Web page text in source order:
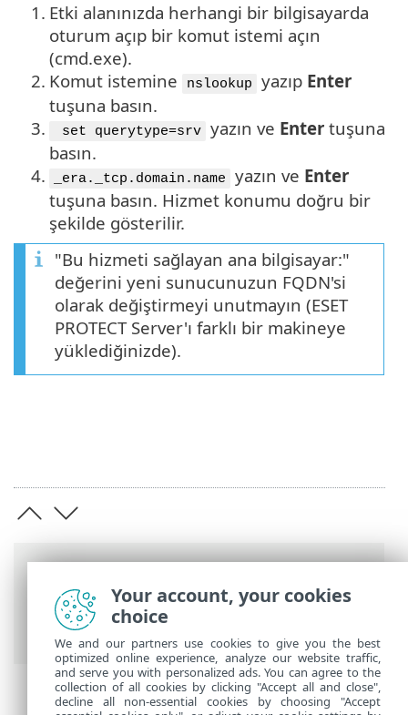
ESET Online Yardım
ESET PROTECT On-
Prem> Yükle > DNS Hizmeti Kaydı
1. Etki alanınızda herhangi bir bilgisayarda
oturum açıp bir komut istemi açın
(cmd.exe).
2. Komut istemine nslookup yazıp Enter
tuşuna basın.
3.
set querytype=srv yazın ve Enter tuşuna
basın.
4.
_era._tcp.domain.name yazın ve Enter
tuşuna basın. Hizmet konumu doğru bir
şekilde gösterilir.
"Bu hizmeti sağlayan ana bilgisayar:"
değerini yeni sunucunuzun FQDN'si
olarak değiştirmeyi unutmayın (ESET
PROTECT Server'ı farklı bir makineye
yüklediğinizde).
Your account, your cookies
choice
We and our partners use cookies to give you the best
optimized online experience, analyze our website traffic,
and serve you with personalized ads. You can agree to the
collection of all cookies by clicking "Accept all and close",
decline all non-essential cookies by choosing "Accept